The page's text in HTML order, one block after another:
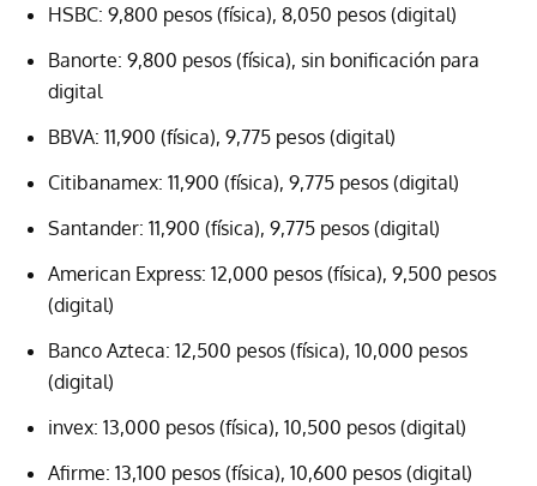
HSBC: 9,800 pesos (física), 8,050 pesos (digital)
Banorte: 9,800 pesos (física), sin bonificación para
digital
BBVA: 11,900 (física), 9,775 pesos (digital)
Citibanamex: 11,900 (física), 9,775 pesos (digital)
Santander: 11,900 (física), 9,775 pesos (digital)
American Express: 12,000 pesos (física), 9,500 pesos
(digital)
Banco Azteca: 12,500 pesos (física), 10,000 pesos
(digital)
invex: 13,000 pesos (física), 10,500 pesos (digital)
Afirme: 13,100 pesos (física), 10,600 pesos (digital)